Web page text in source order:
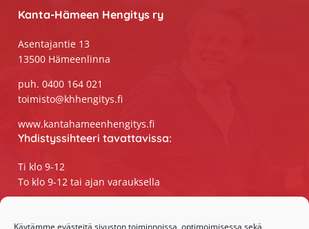
Käytämme evästeitä sivuston toiminnoissa, optimoimisessa sekä
Kanta-Hämeen Hengitys ry
Asentajantie 13
13500 Hämeenlinna
puh. 0400 164 021
toimisto@khhengitys.fi
www.kantahameenhengitys.fi
Yhdistyssihteeri tavattavissa:
Ti klo 9-12
To klo 9-12 tai ajan varauksella